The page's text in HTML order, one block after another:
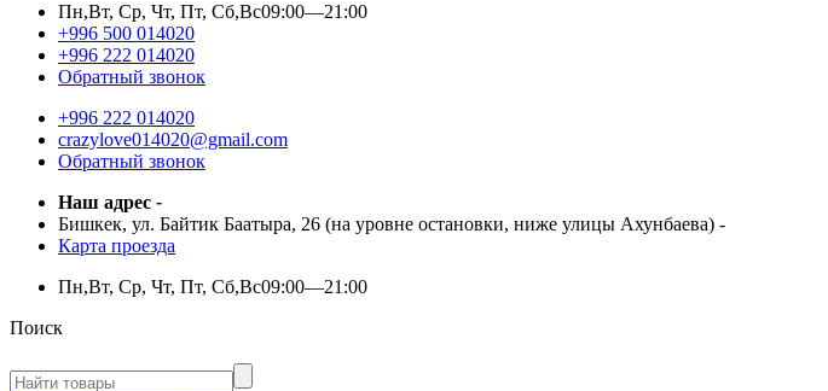
Пн,Вт, Ср, Чт, Пт, Сб,Вс09:00—21:00
+996 500 014020
+996 222 014020
Обратный звонок
+996 222 014020
crazylove014020@gmail.com
Обратный звонок
Наш адрес -
Бишкек, ул. Байтик Баатыра, 26 (на уровне остановки, ниже улицы Ахунбаева) -
Карта проезда
Пн,Вт, Ср, Чт, Пт, Сб,Вс09:00—21:00
Поиск